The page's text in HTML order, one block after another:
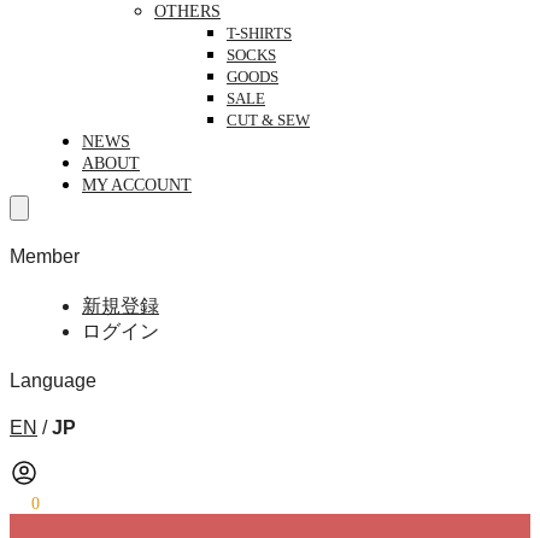
OTHERS
T-SHIRTS
SOCKS
GOODS
SALE
CUT & SEW
NEWS
ABOUT
MY ACCOUNT
Member
新規登録
ログイン
Language
EN /JP
0